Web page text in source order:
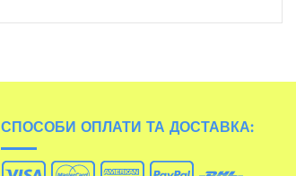
СПОСОБИ ОПЛАТИ ТА ДОСТАВКА: